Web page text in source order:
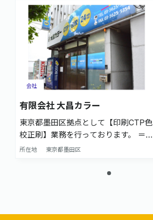
有限会社 大昌カラー
東京都墨田区拠点として【印刷CTP色
校正刷】業務を行っております。 ＝＝
☆24時間対応可能！（日祝除く）
ッティングプロッター保有。校正サン
所在地 東京都墨田区
会社